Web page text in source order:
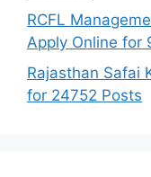
RCFL
Apply Online for
Rajasthan Safai
for 24752 Posts